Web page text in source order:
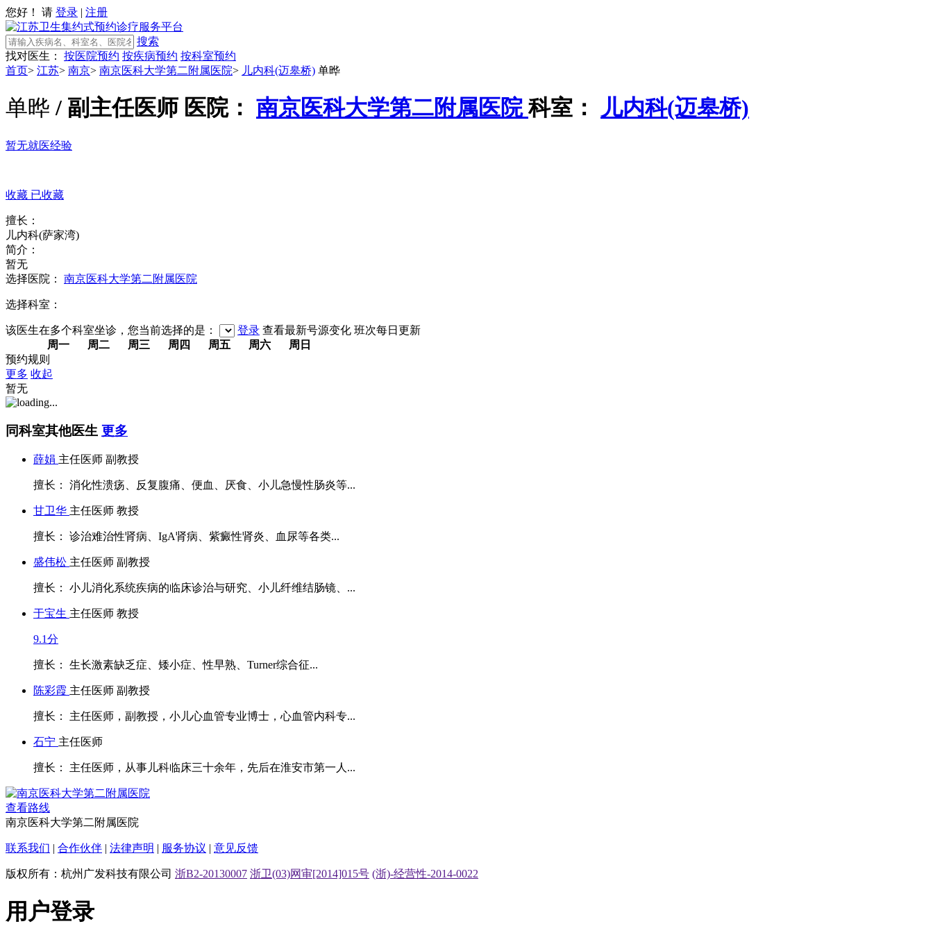
您好！ 请 登录 | 注册
搜索
找对医生：
按医院预约 按疾病预约 按科室预约
首页> 江苏> 南京> 南京医科大学第二附属医院> 儿内科(迈皋桥) 单晔
单晔 / 副主任医师 医院： 南京医科大学第二附属医院科室： 儿内科(迈皋桥)
暂无就医经验
收藏 已收藏
擅长：
儿内科(萨家湾)
简介：
暂无
选择医院： 南京医科大学第二附属医院
选择科室：
该医生在多个科室坐诊，您当前选择的是： 登录 查看最新号源变化 班次每日 更新
周一
周二 周三 周四 周五 周六
周日
预约规则
更多 收起
暂无
同科室其他医生 更多
薛娟 主任医师 副教授
擅长： 消化性溃疡、反复腹痛、便血、厌食、小儿急慢性肠炎等...
甘卫华 主任医师 教授
擅长： 诊治难治性肾病、IgA肾病、紫癜性肾炎、血尿等各类...
盛伟松 主任医师 副教授
擅长： 小儿消化系统疾病的临床诊治与研究、小儿纤维结肠镜、...
于宝生 主任医师 教授
9.1分
擅长： 生长激素缺乏症、矮小症、性早熟、Turner综合征...
陈彩霞 主任医师 副教授
擅长： 主任医师，副教授，小儿心血管专业博士，心血管内科专...
石宁 主任医师
擅长： 主任医师，从事儿科临床三十余年，先后在淮安市第一人...
查看路线
南京医科大学第二附属医院
联系我们 | 合作伙伴 | 法律声明 | 服务协议 | 意见反馈
版权所有：杭州广发科技有限公司 浙B2-20130007 浙卫(03)网审[2014]015号 (浙)-经营性-2014-0022
用户登录